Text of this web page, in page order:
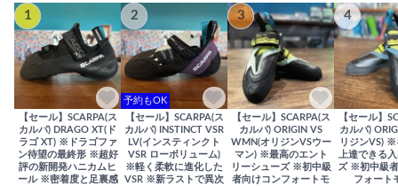
1
【セール】SCARPA(ス
カルパ) DRAGO XT(ド
ラゴ XT) ※ドラゴファ
ン待望の最終形 ※超好
評の新開発ハニカムヒ
ール ※密着度と足裏感
2
予約もOK
【セール】SCARPA(ス
カルパ) INSTINCT VSR
LV(インスティンクト
VSR ローボリューム)
※軽く柔軟に進化した
VSR ※新ラストで異次
3
【セール】SCARPA(ス
カルパ) ORIGIN VS
WMN(オリジンVSウー
マン) ※最高のエント
リーシューズ ※初中級
者向けコンフォートモ
4
【セール】
カルパ)
リジンVS) ※
上達できる
ズ ※初中級
フォート